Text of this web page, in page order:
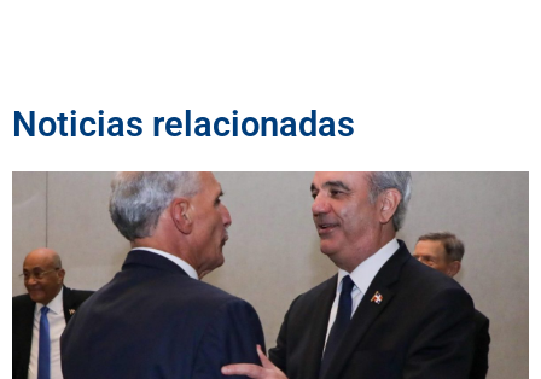
Noticias relacionadas